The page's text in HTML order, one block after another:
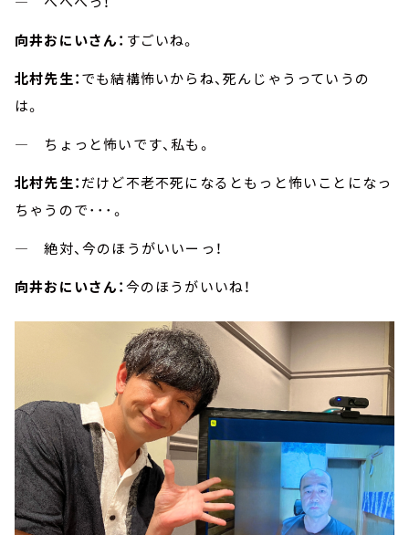
向井おにいさん： すごいね。
北村先生：でも結構怖いからね、死んじゃうっていうの
は。
― ちょっと怖いです、私も。
北村先生：だけど不老不死になるともっと怖いことになっ
ちゃうので･･･。
― 絶対、今のほうがいいーっ！
向井おにいさん：今のほうがいいね！